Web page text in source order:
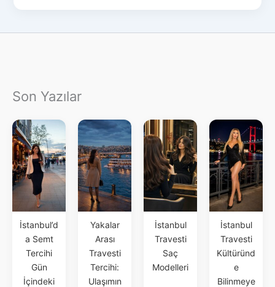
Son Yazılar
İstanbul’d
a Semt
Tercihi
Gün
İçindeki
Yakalar
Arası
Travesti
Tercihi:
Ulaşımın
İstanbul
Travesti
Saç
Modelleri
İstanbul
Travesti
Kültüründ
e
Bilinmeye